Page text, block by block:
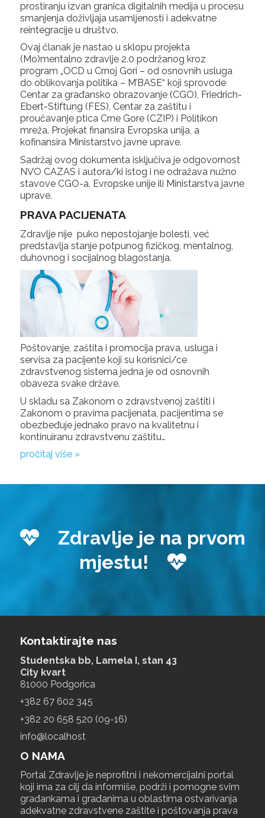
prostiranju izvan granica digitalnih medija u procesu
smanjenja doživljaja usamljenosti i adekvatne
reintegracije u društvo.
Ovaj članakje nastao u sklopu projekta
(Mo)mentalno zdravlje 2.0 podržanog kroz
program „OCD u Crnoj Gori – od osnovnih usluga
do oblikovanja politika – M’BASE“ koji sprovode
Centar za građansko obrazovanje (CGO), Friedrich-
Ebert-Stiftung (FES), Centar za zaštitu i
proučavanje ptica Crne Gore (CZIP) i Politikon
mreža. Projekat finansira Evropska unija, a
kofinansira Ministarstvo javne uprave.
Sadržaj ovog dokumenta isključiva je odgovornost
NVO CAZAS i autora/ki istog i ne odražava nužno
stavove CGO-a, Evropske unije ili Ministarstva javne
uprave.
PRAVA PACIJENATA
Zdravlje nije puko nepostojanje bolesti, već
predstavlja stanje potpunog fizičkog, mentalnog,
duhovnog i socijalnog blagostanja.
Poštovanje, zaštita i promocija prava, usluga i
servisa za pacijente koji su korisnici/ce
zdravstvenog sistema jedna je od osnovnih
obaveza svake države.
U skladu sa Zakonom o zdravstvenoj zaštiti i
Zakonom o pravima pacijenata, pacijentima se
obezbeđuje jednako pravo na kvalitetnu i
kontinuiranu zdravstvenu zaštitu…
pročitaj više »
Zdravlje je na prvom
mjestu!
Kontaktirajte nas
Studentska bb, Lamela I, stan 43
City kvart
81000 Podgorica
+‎382 67 602 345
+‎382 20 658 520 (09-16)
info@localhost
O NAMA
Portal Zdravlje je neprofitni i nekomercijalni portal
koji ima za cilj da informiše, podrži i pomogne svim
građankama i građanima u oblastima ostvarivanja
adekvatne zdravstvene zaštite i poštovanja prava